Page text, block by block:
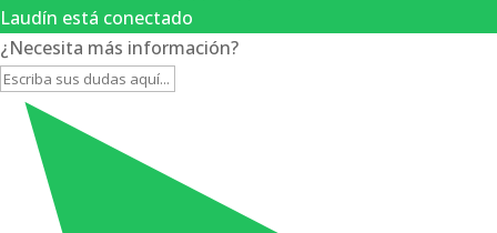
Laudín está conectado
¿Necesita más información?